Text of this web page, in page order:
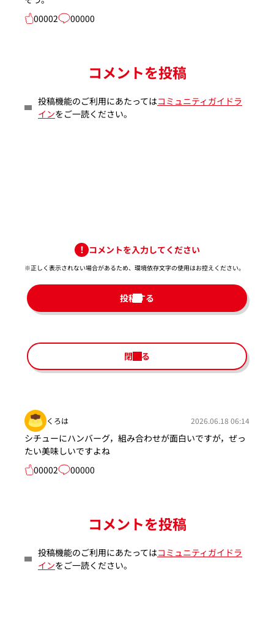
00002
00000
コメントを投稿
投稿機能のご利用にあたってはコミュニティガイドラ
インをご一読ください。
コメントを入力してください
※正しく表示されない場合があるため、環境依存文字の使用はお控えください。​
投稿する
閉じる
くろは 2026.06.18 06:14
シチューにハンバーグ，組み合わせが面白いですが，ぜっ
たい美味しいですよね
00002
00000
コメントを投稿
投稿機能のご利用にあたってはコミュニティガイドラ
インをご一読ください。